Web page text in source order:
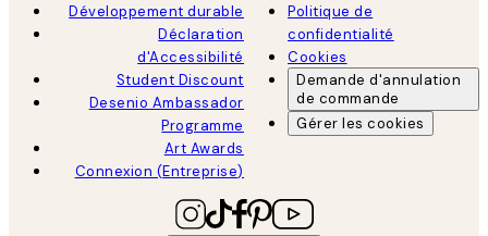
Développement durable
Déclaration
d'Accessibilité
Student Discount
Desenio Ambassador
Programme
Art Awards
Connexion (Entreprise)
Politique de
confidentialité
Cookies
Demande d'annulation
de commande
Gérer les cookies